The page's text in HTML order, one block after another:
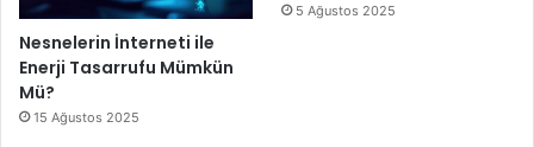
Nesnelerin İnterneti ile
Enerji Tasarrufu Mümkün
Mü?
15 Ağustos 2025
5 Ağustos 2025